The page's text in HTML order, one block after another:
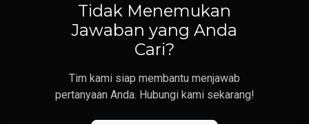
Tidak Menemukan
Jawaban yang Anda
Cari?
Tim kami siap membantu menjawab
pertanyaan Anda. Hubungi kami sekarang!